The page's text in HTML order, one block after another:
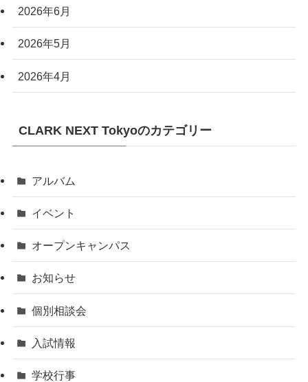
2026年6月
2026年5月
2026年4月
CLARK NEXT Tokyoのカテゴリー
アルバム
イベント
オープンキャンパス
お知らせ
個別相談会
入試情報
学校行事